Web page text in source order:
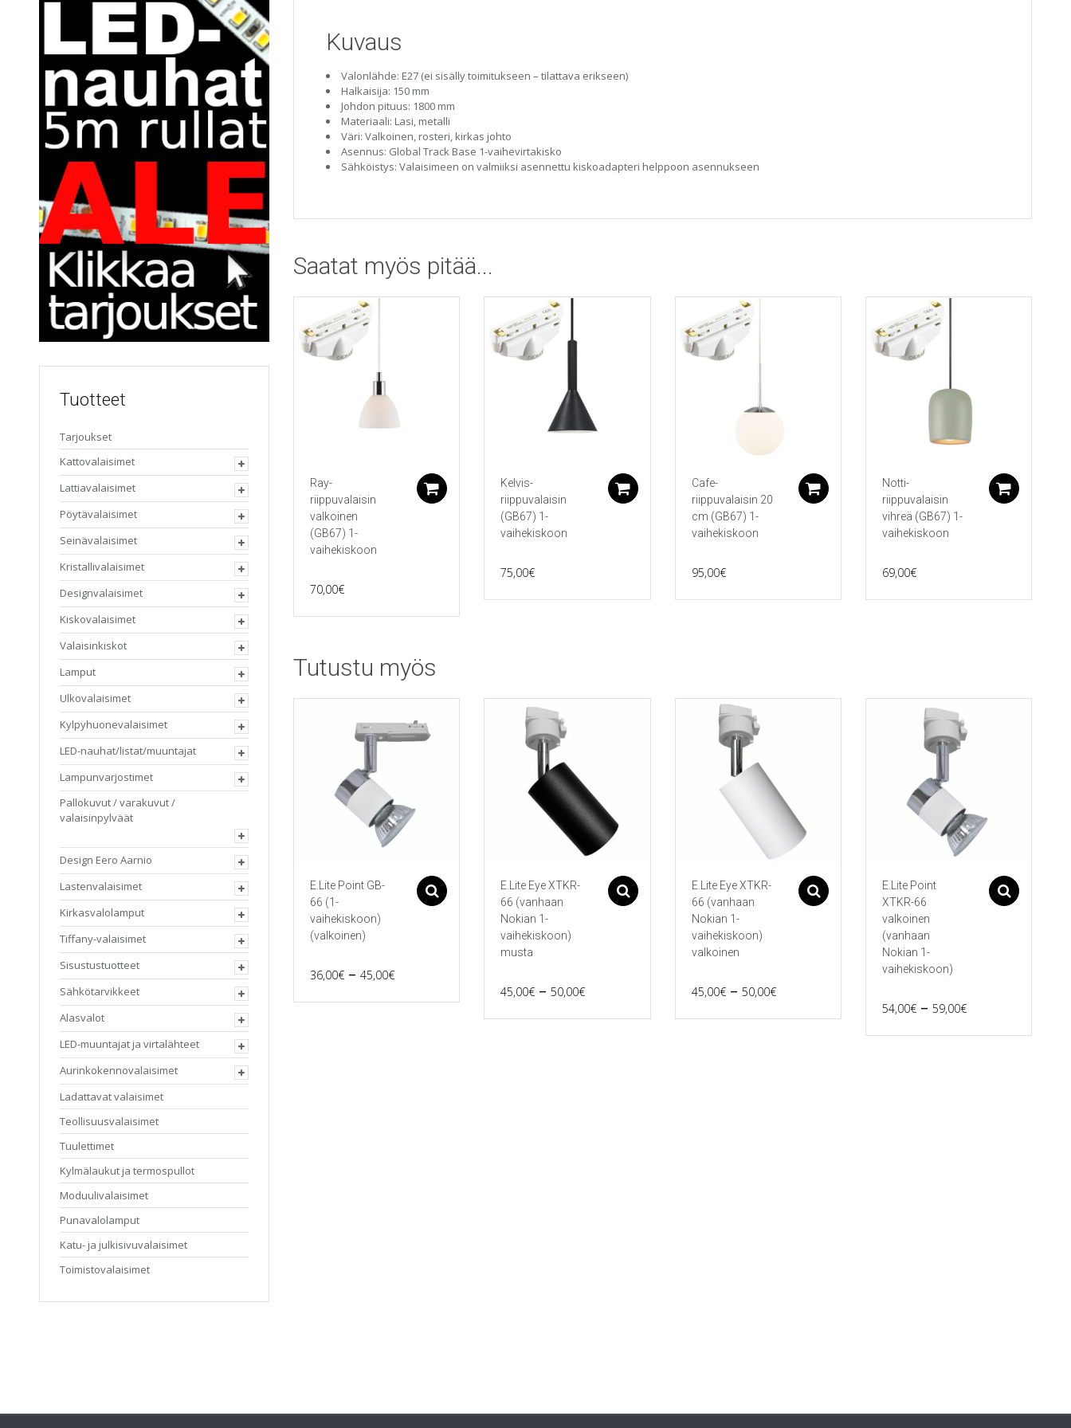
Kuvaus
Valonlähde: E27 (ei sisälly toimitukseen – tilattava erikseen)
Halkaisija: 150 mm
Johdon pituus: 1800 mm
Materiaali: Lasi, metalli
Väri: Valkoinen, rosteri, kirkas johto
Asennus: Global Track Base 1-vaihevirtakisko
Sähköistys: Valaisimeen on valmiiksi asennettu kiskoadapteri helppoon asennukseen
Saatat myös pitää...
Ray-
riippuvalaisin
valkoinen
(GB67) 1-
vaihekiskoon
70,00€
Lisää ostoskoriin
Kelvis-
riippuvalaisin
(GB67) 1-
vaihekiskoon
75,00€
Lisää ostoskoriin
Cafe-
riippuvalaisin 20
cm (GB67) 1-
vaihekiskoon
95,00€
Lisää ostoskoriin
Notti-
riippuvalaisin
vihreä (GB67) 1-
vaihekiskoon
69,00€
Tutustu myös
E.Lite Point GB-
66 (1-
vaihekiskoon)
(valkoinen)
36,00€ – 45,00€Price
range:
Asetukset
tuotteella
E.Lite Eye XTKR-
66 (vanhaan
Nokian 1-
vaihekiskoon)
musta
45,00€ – 50,00€Price
range:
Asetukset
tuotteella
E.Lite Eye XTKR-
66 (vanhaan
Nokian 1-
vaihekiskoon)
valkoinen
45,00€ – 50,00€Price
range:
Asetukset
tuotteella
E.Lite Point
XTKR-66
valkoinen
(vanhaan
Nokian 1-
vaihekiskoon)
54,00€ – 59,00€Price
range:
tuotteella
Tuotteet
Tarjoukset
Kattovalaisimet
Lattiavalaisimet
Pöytävalaisimet
Seinävalaisimet
Kristallivalaisimet
Designvalaisimet
Kiskovalaisimet
Valaisinkiskot
Lamput
Ulkovalaisimet
Kylpyhuonevalaisimet
LED-nauhat/listat/muuntajat
Lampunvarjostimet
Pallokuvut / varakuvut /
valaisinpylväät
Design Eero Aarnio
Lastenvalaisimet
Kirkasvalolamput
Tiffany-valaisimet
Sisustustuotteet
Sähkötarvikkeet
Alasvalot
LED-muuntajat ja virtalähteet
Aurinkokennovalaisimet
Ladattavat valaisimet
Teollisuusvalaisimet
Tuulettimet
Kylmälaukut ja termospullot
Moduulivalaisimet
Punavalolamput
Katu- ja julkisivuvalaisimet
Toimistovalaisimet